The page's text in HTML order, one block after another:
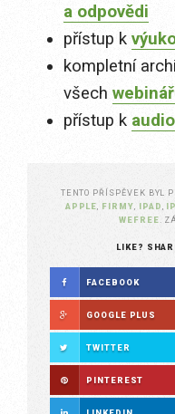
a odpovědi
přístup k
kompletní
všech
přístup k
TENTO PŘÍSPĚVEK BYL
APPLE
FIRMY IPAD
WEFREE .
LIKE?
FACEBOOK
GOOGLE PLUS
TWITTER
PINTEREST